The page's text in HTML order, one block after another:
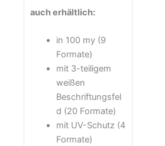
auch erhältlich:
in 100 my (9
Formate)
mit 3-teiligem
weißen
Beschriftungsfel
d (20 Formate)
mit UV-Schutz (4
Formate)